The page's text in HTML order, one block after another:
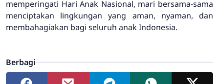
memperingati Hari Anak Nasional, mari bersama-sama
menciptakan lingkungan yang aman, nyaman, dan
membahagiakan bagi seluruh anak Indonesia.
Berbagi